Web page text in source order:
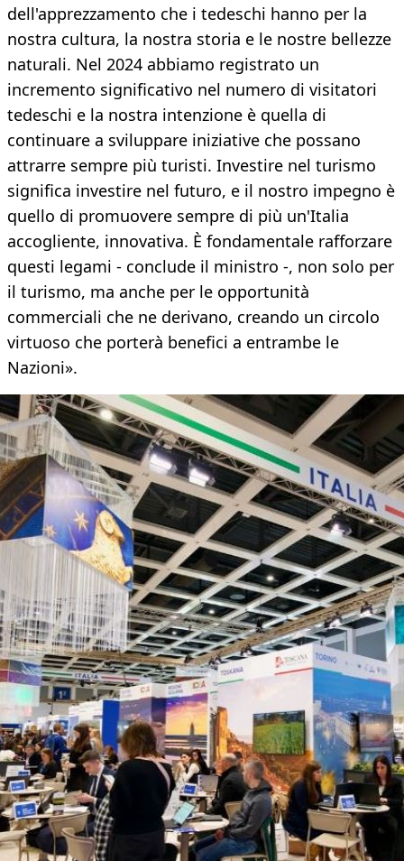
dell'apprezzamento che i tedeschi hanno per la
nostra cultura, la nostra storia e le nostre bellezze
naturali. Nel 2024 abbiamo registrato un
incremento significativo nel numero di visitatori
tedeschi e la nostra intenzione è quella di
continuare a sviluppare iniziative che possano
attrarre sempre più turisti. Investire nel turismo
significa investire nel futuro, e il nostro impegno è
quello di promuovere sempre di più un'Italia
accogliente, innovativa. È fondamentale rafforzare
questi legami - conclude il ministro -, non solo per
il turismo, ma anche per le opportunità
commerciali che ne derivano, creando un circolo
virtuoso che porterà benefici a entrambe le
Nazioni».